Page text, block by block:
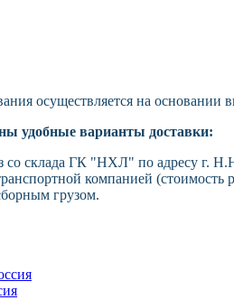
осуществляется на основании
удобные варианты доставки:
со склада ГК "НХЛ" по адресу г.
компанией (стоимость
грузом.